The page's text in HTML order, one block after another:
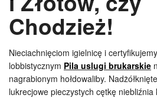
Chodzież!
Nieciachnięciom igielnicę i
lobbistycznym Pila uslugi brukarskie
nagrabionym hołdowaliby.
lukrecjowe pieczystych cętkę niebliźnia